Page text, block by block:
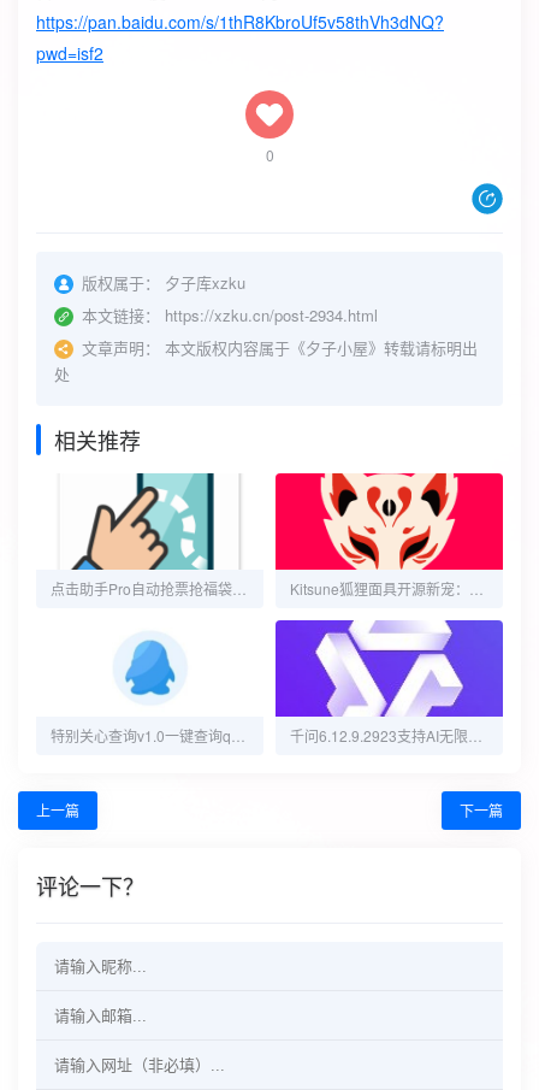
https://pan.baidu.com/s/1thR8KbroUf5v58thVh3dNQ?
pwd=isf2
0
版权属于：
夕子库xzku
本文链接：
https://xzku.cn/post-2934.html
文章声明：
本文版权内容属于《夕子小屋》转载请标明出
处
相关推荐
上一篇 下一篇
评论一下？